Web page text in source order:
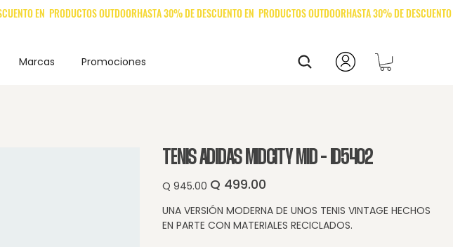
Marcas Promociones
TENIS ADIDAS MIDCITY MID - ID5402
Precio
original
Q 945.00 Precio
de
Q 499.00
UNA VERSIÓN MODERNA DE UNOS TENIS VINTAGE HECHOS
EN PARTE CON MATERIALES RECICLADOS.